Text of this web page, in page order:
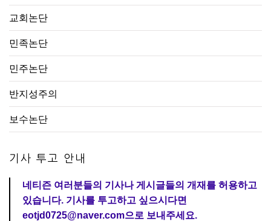
교회논단
민족논단
민주논단
반지성주의
보수논단
기사 투고 안내
네티즌 여러분들의 기사나 게시글들의 개재를 허용하고
있습니다. 기사를 투고하고 싶으시다면
eotjd0725@naver.com으로 보내주세요.